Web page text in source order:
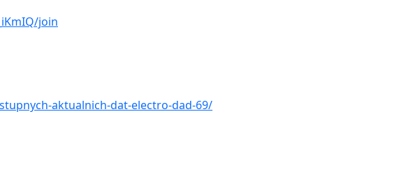
join
aktualnich-dat-electro-dad-69/